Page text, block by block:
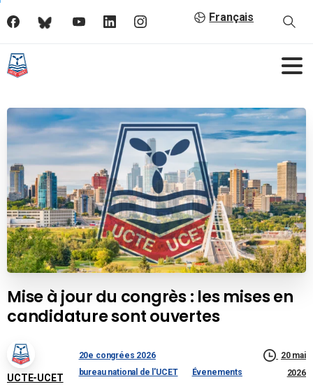
Français
Mise à jour du congrès : les mises en
candidature sont ouvertes
UCTE-UCET
20e congrées 2026
bureau national de l'UCET
Évenements
20 mai
2026